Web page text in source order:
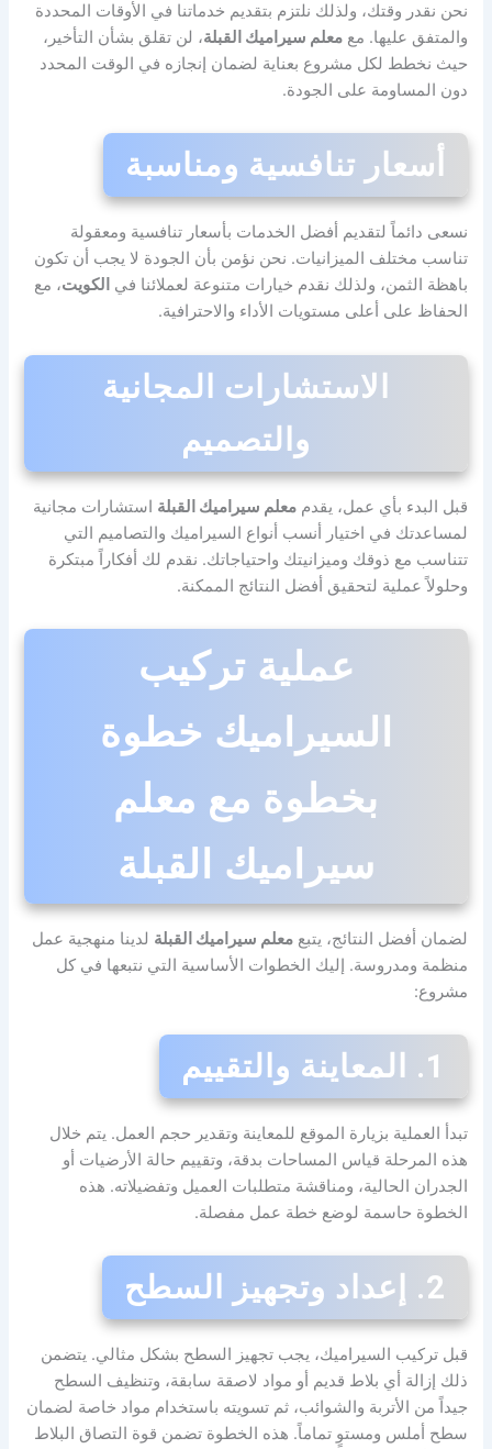
نحن نقدر وقتك، ولذلك نلتزم بتقديم خدماتنا في الأوقات المحددة
والمتفق عليها. معمعلم سيراميك القبلة، لن تقلق بشأن التأخير،
حيث نخطط لكل مشروع بعناية لضمان إنجازه في الوقت المحدد
دون المساومة على الجودة.
أسعار تنافسية ومناسبة
نسعى دائماً لتقديم أفضل الخدمات بأسعار تنافسية ومعقولة
تناسب مختلف الميزانيات. نحن نؤمن بأن الجودة لا يجب أن تكون
باهظة الثمن، ولذلك نقدم خيارات متنوعة لعملائنا في الكويت، مع
الحفاظ على أعلى مستويات الأداء والاحترافية.
الاستشارات المجانية
والتصميم
قبل البدء بأي عمل، يقدممعلم سيراميك القبلة استشارات مجانية
لمساعدتك في اختيار أنسب أنواع السيراميك والتصاميم التي
تتناسب مع ذوقك وميزانيتك واحتياجاتك. نقدم لك أفكاراً مبتكرة
وحلولاً عملية لتحقيق أفضل النتائج الممكنة.
عملية تركيب
السيراميك خطوة
بخطوة مع معلم
سيراميك القبلة
لضمان أفضل النتائج، يتبعمعلم سيراميك القبلة لدينا منهجية عمل
منظمة ومدروسة. إليك الخطوات الأساسية التي نتبعها في كل
مشروع:
1. المعاينة والتقييم
تبدأ العملية بزيارة الموقع للمعاينة وتقدير حجم العمل. يتم خلال
هذه المرحلة قياس المساحات بدقة، وتقييم حالة الأرضيات أو
الجدران الحالية، ومناقشة متطلبات العميل وتفضيلاته. هذه
الخطوة حاسمة لوضع خطة عمل مفصلة.
2. إعداد وتجهيز السطح
قبل تركيب السيراميك، يجب تجهيز السطح بشكل مثالي. يتضمن
ذلك إزالة أي بلاط قديم أو مواد لاصقة سابقة، وتنظيف السطح
جيداً من الأتربة والشوائب، ثم تسويته باستخدام مواد خاصة لضمان
سطح أملس ومستوٍ تماماً. هذه الخطوة تضمن قوة التصاق البلاط